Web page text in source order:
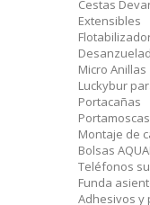
Cestas
Extensibles
Micro Anillas
Luckybur
Portacañas
Portamoscas
Montaje de
Bolsas
Teléfonos
Funda
Adhesivos y